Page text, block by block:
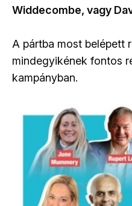
Widdecombe, vagy
A pártba most belépett
mindegyikének fontos
kampányban.